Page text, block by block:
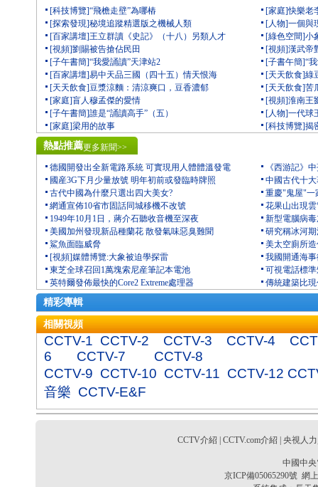
[科技博覽]“飛檐走壁”為哪樁
[家庭]快樂老
[探索發現]秘境追蹤精選版之機械人類
[人物]一個
[百家講壇]王立群讀《史記》（十八）另類人才
[綠色空間]小
[視頻]劉賜被告搶佔民田
[視頻]漢武帝
[子午書簡]“我愛誦讀”天津站2
[子書午簡]“
[百家講壇]易中天品三國（四十五）情天恨海
[天天飲食]綠
[天天飲食]豆漿涼麵：清涼爽口，豆香濃郁
[天天飲食]苦
[家庭]盲人穆孟傑的愛情
[視頻]淮南王
[子午書簡]誰是“誦讀高手”（五）
[人物]一代球
[家庭]梁用的故事
[科技博覽]揭
熱點推薦更多新聞>>
德國開發出全新電路系統 可實現用人體體溫發電
《西游記》
國産3G下月少量放號 明年初前或發臨時牌照
中國古代十
古代中國為什麼只選出四大美女?
重慶"鬼屋"一
網通宣佈10省市固話同城移機不改號
花果山出現
1949年10月1日，蔣介石聽收音機至深夜
新型電腦病
美國加州發現新品種蘭花 散發氣味惡臭難聞
研究稱冰河
鯊魚面臨威脅
美太空廁所
[視頻]媒體博覽:大象被迫學探雷
我國開通海
東芝全球召回1萬塊索尼産筆記本電池
可視電話標
英特爾發佈最快的Core2 Extreme處理器
傳統建築比
精彩專輯
相關視頻
CCTV-1 CCTV-2 CCTV-3 CCTV-4
6
CCTV-7
CCTV-8
CCTV-9 CCTV-10 CCTV-11 CCTV-12
音樂 CCTV-E&F
CCTV介紹| CCTV.com介紹| 央視人
中國中
京ICP備05065290號 網